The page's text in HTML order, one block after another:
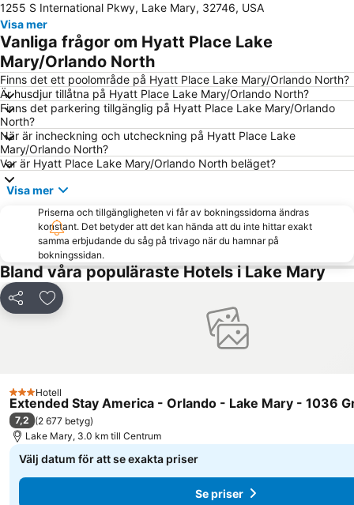
Universal's Studios Islands of Adventure
Downtown Arts District of Orlando
Lake Eola Park
The Wizarding World of Harry Potter
Florida Mall köpcentrum
Epcot International Flower & Garden Festival
Mall At Millenia
Orlando Sanford Internationella flygplats
NADA Convention & Exposition
Mickey’s Not-So-Scary Halloween Party
Global Pet Expo
Dezerland Park Orlando
Gatorland Orlando
Disney Springs
Epcot - Walt Disney World Resort
Winter Park
FBC Mortgage Stadium
PGA Merchandise Show Orlando
Macy's Thanksgiving Day Parade
Grand Bohemian
Halloween Horror Nights
Orange Tree
1255 S International Pkwy, Lake Mary, 32746, USA
Visa mer
Vanliga frågor om Hyatt Place Lake
Mary/Orlando North
Finns det ett poolområde på Hyatt Place Lake Mary/Orlando North?
Är husdjur tillåtna på Hyatt Place Lake Mary/Orlando North?
Finns det parkering tillgänglig på Hyatt Place Lake Mary/Orlando
North?
När är incheckning och utcheckning på Hyatt Place Lake
Mary/Orlando North?
Var är Hyatt Place Lake Mary/Orlando North beläget?
Visa mer
Priserna och tillgängligheten vi får av bokningssidorna ändras
konstant. Det betyder att det kan hända att du inte hittar exakt
samma erbjudande du såg på trivago när du hamnar på
bokningssidan.
Bland våra populäraste Hotels i Lake Mary
Dela Lägg till i Mina Favoriter
3 Stjärnor
Hotell
Extended Stay America - Orlando - Lake Mary - 1036
7,2 (2 677 betyg)
Lake Mary, 3.0 km till Centrum
Välj datum för att se exakta priser
Se priser